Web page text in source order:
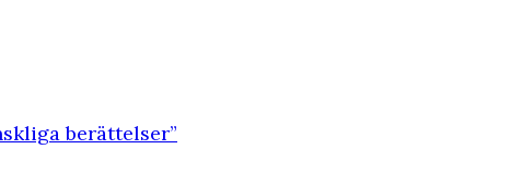
berättelser”